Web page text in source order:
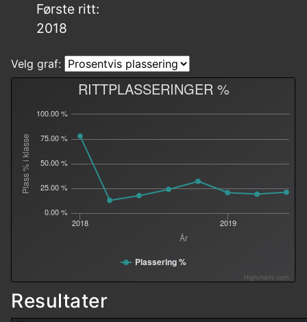
Første ritt:
2018
Velg graf:
År
Plass % i klasse
RITTPLASSERINGER %
2018 2019
0.00 %
25.00 %
50.00 %
75.00 %
100.00 %
Plassering %
Highcharts.com
Resultater